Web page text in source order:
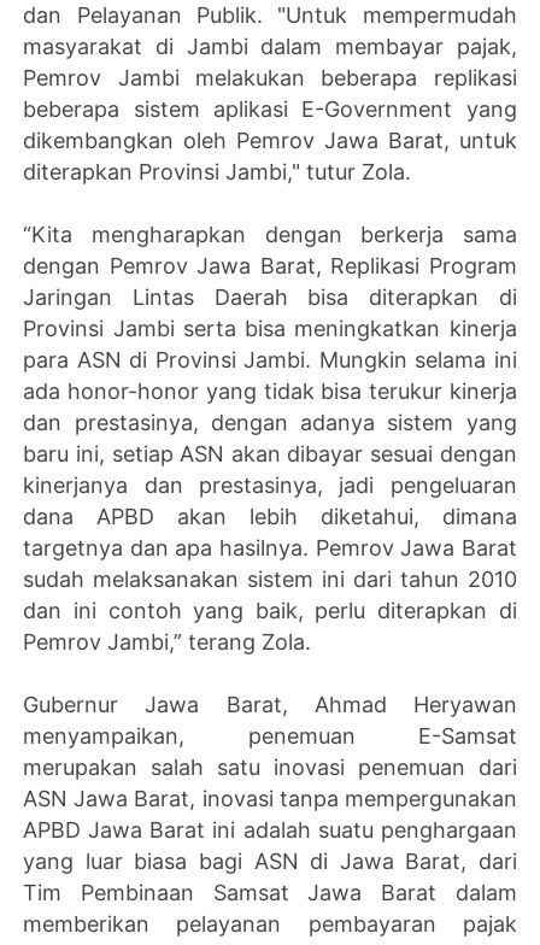
dan Pelayanan Publik. "Untuk mempermudah
masyarakat di Jambi dalam membayar pajak,
Pemrov Jambi melakukan beberapa replikasi
beberapa sistem aplikasi E-Government yang
dikembangkan oleh Pemrov Jawa Barat, untuk
diterapkan Provinsi Jambi," tutur Zola.
“Kita mengharapkan dengan berkerja sama
dengan Pemrov Jawa Barat, Replikasi Program
Jaringan Lintas Daerah bisa diterapkan di
Provinsi Jambi serta bisa meningkatkan kinerja
para ASN di Provinsi Jambi. Mungkin selama ini
ada honor-honor yang tidak bisa terukur kinerja
dan prestasinya, dengan adanya sistem yang
baru ini, setiap ASN akan dibayar sesuai dengan
kinerjanya dan prestasinya, jadi pengeluaran
dana APBD akan lebih diketahui, dimana
targetnya dan apa hasilnya. Pemrov Jawa Barat
sudah melaksanakan sistem ini dari tahun 2010
dan ini contoh yang baik, perlu diterapkan di
Pemrov Jambi,” terang Zola.
Gubernur Jawa Barat, Ahmad Heryawan
menyampaikan, penemuan E-Samsat
merupakan salah satu inovasi penemuan dari
ASN Jawa Barat, inovasi tanpa mempergunakan
APBD Jawa Barat ini adalah suatu penghargaan
yang luar biasa bagi ASN di Jawa Barat, dari
Tim Pembinaan Samsat Jawa Barat dalam
memberikan pelayanan pembayaran pajak